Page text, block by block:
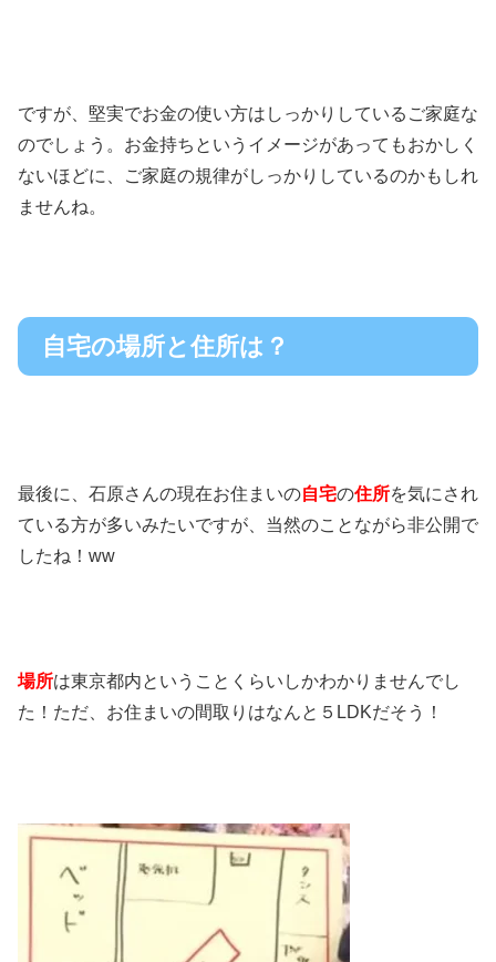
ですが、堅実でお金の使い方はしっかりしているご家庭な
のでしょう。お金持ちというイメージがあってもおかしく
ないほどに、ご家庭の規律がしっかりしているのかもしれ
ませんね。
自宅の場所と住所は？
最後に、石原さんの現在お住まいの自宅の住所を気にされ
ている方が多いみたいですが、当然のことながら非公開で
したね！ww
場所は東京都内ということくらいしかわかりませんでし
た！ただ、お住まいの間取りはなんと５LDKだそう！